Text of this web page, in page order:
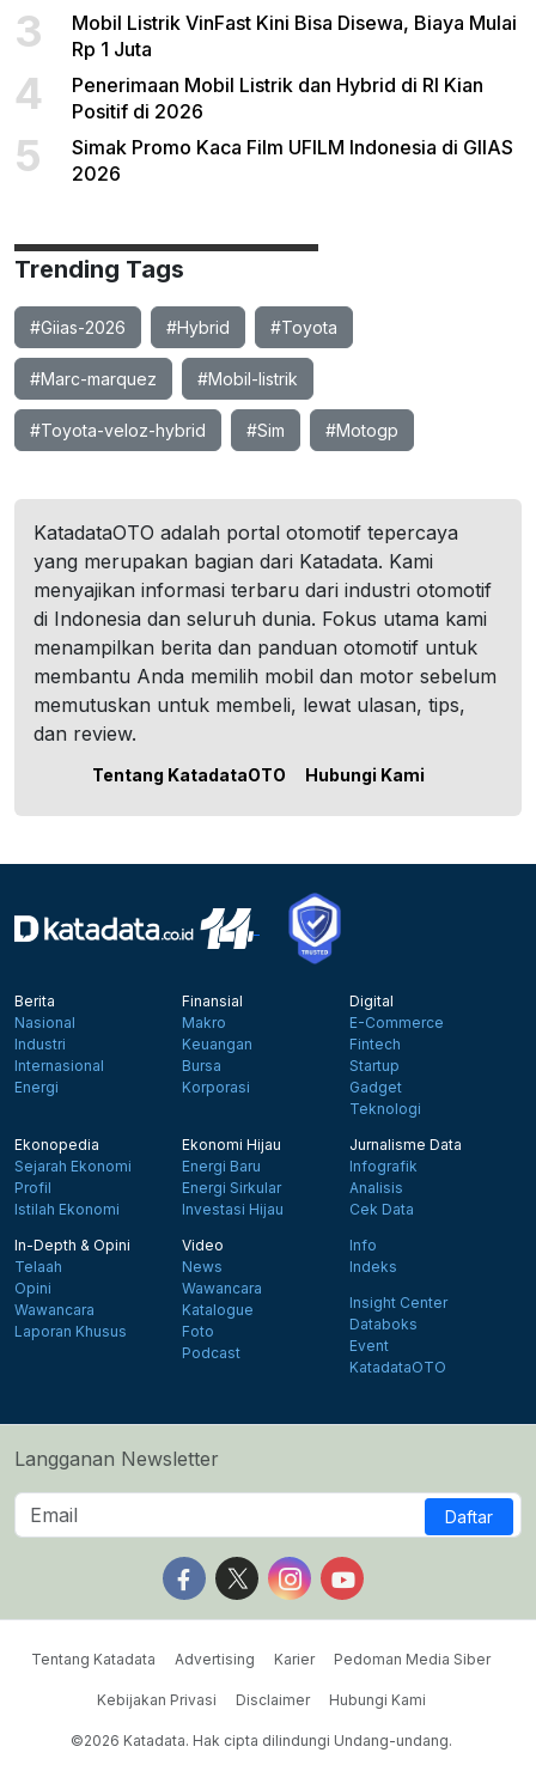
3
Mobil Listrik VinFast Kini Bisa Disewa, Biaya Mulai
Rp 1 Juta
4
Penerimaan Mobil Listrik dan Hybrid di RI Kian
Positif di 2026
5
Simak Promo Kaca Film UFILM Indonesia di GIIAS
2026
Trending Tags
#Giias-2026 #Hybrid #Toyota
#Marc-marquez #Mobil-listrik
#Toyota-veloz-hybrid #Sim #Motogp
KatadataOTO adalah portal otomotif tepercaya
yang merupakan bagian dari Katadata. Kami
menyajikan informasi terbaru dari industri otomotif
di Indonesia dan seluruh dunia. Fokus utama kami
menampilkan berita dan panduan otomotif untuk
membantu Anda memilih mobil dan motor sebelum
memutuskan untuk membeli, lewat ulasan, tips,
dan review.
Tentang KatadataOTO Hubungi Kami
Berita
Nasional
Industri
Internasional
Energi
Finansial
Makro
Keuangan
Bursa
Korporasi
Digital
E-Commerce
Fintech
Startup
Gadget
Teknologi
Ekonopedia
Sejarah Ekonomi
Profil
Istilah Ekonomi
Ekonomi Hijau
Energi Baru
Energi Sirkular
Investasi Hijau
Jurnalisme Data
Infografik
Analisis
Cek Data
In-Depth & Opini
Telaah
Opini
Wawancara
Laporan Khusus
Video
News
Wawancara
Katalogue
Foto
Podcast
Info
Indeks
Insight Center
Databoks
Event
KatadataOTO
Langganan Newsletter
Daftar
Follow us on Facebook
Follow us on X
Follow us on Instagram
Follow us on
Tentang Katadata Advertising Karier Pedoman Media Siber
Kebijakan Privasi Disclaimer Hubungi Kami
©2026 Katadata. Hak cipta dilindungi Undang-undang.